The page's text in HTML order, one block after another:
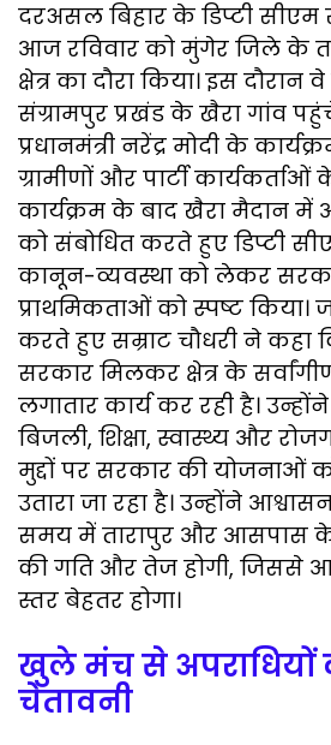
दरअसल बिहार के डिप्टी सीएम
आज रविवार को मुंगेर जिले के
क्षेत्र का दौरा किया। इस दौरान
संग्रामपुर प्रखंड के खैरा गांव
प्रधानमंत्री नरेंद्र मोदी के
ग्रामीणों और पार्टी
कार्यक्रम के बाद खैरा मैदान
को संबोधित करते हुए डिप्टी
कानून-व्यवस्था को लेकर
प्राथमिकताओं को स्पष्ट
करते हुए सम्राट चौधरी ने कहा
सरकार मिलकर क्षेत्र के
लगातार कार्य कर रही है।
बिजली, शिक्षा, स्वास्थ्य और
मुद्दों पर सरकार की योजनाओं
उतारा जा रहा है। उन्होंने
समय में तारापुर और आसपास
की गति और तेज होगी, जिससे
स्तर बेहतर होगा।
खुले मंच से अपराधियों
चेतावनी